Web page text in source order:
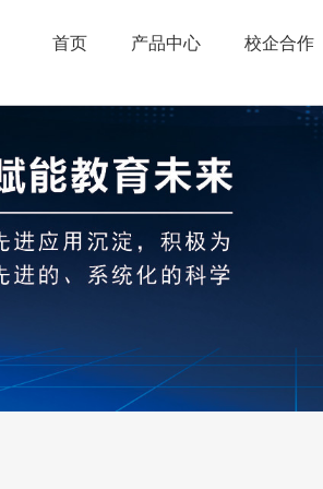
首页 产品中心 校企合作